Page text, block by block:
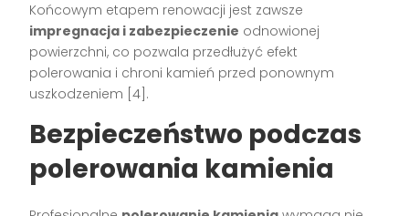
Końcowym etapem renowacji jest zawsze
impregnacja i zabezpieczenie odnowionej
powierzchni, co pozwala przedłużyć efekt
polerowania i chroni kamień przed ponownym
uszkodzeniem [4].
Bezpieczeństwo podczas
polerowania kamienia